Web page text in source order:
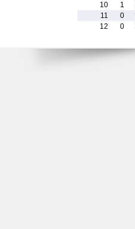
10
1
11
0
12
0